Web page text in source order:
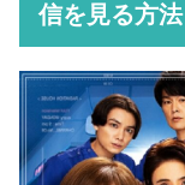
信を見る方法